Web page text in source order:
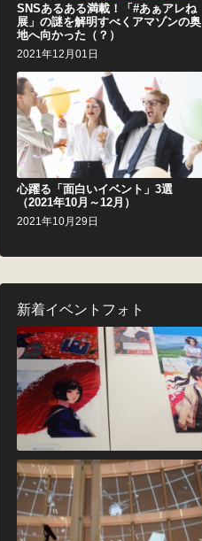
SNSあるある満載！「#あぁアレね
展」の謎を解明すべくアマゾンの奥
地へ向かった（？）
2021年12月01日
心躍る「面白いイベント」3選
（2021年10月～12月）
2021年10月29日
新着イベントフォト